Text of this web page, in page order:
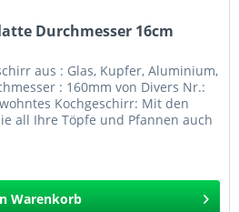
Durchmesser 16cm
aus : Glas, Kupfer, Aluminium,
: 160mm von Divers Nr.:
Kochgeschirr: Mit den
all Ihre Töpfe und Pfannen auch
Warenkorb